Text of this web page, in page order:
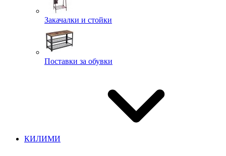
Закачалки и стойки
Поставки за обувки
КИЛИМИ